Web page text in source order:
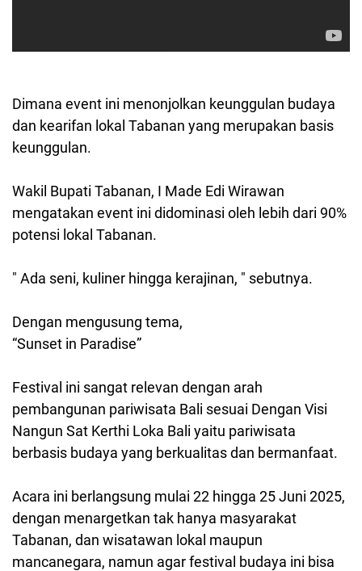
Dimana event ini menonjolkan keunggulan budaya
dan kearifan lokal Tabanan yang merupakan basis
keunggulan.
Wakil Bupati Tabanan, I Made Edi Wirawan
mengatakan event ini didominasi oleh lebih dari 90%
potensi lokal Tabanan.
" Ada seni, kuliner hingga kerajinan, " sebutnya.
Dengan mengusung tema,
“Sunset in Paradise”
Festival ini sangat relevan dengan arah
pembangunan pariwisata Bali sesuai Dengan Visi
Nangun Sat Kerthi Loka Bali yaitu pariwisata
berbasis budaya yang berkualitas dan bermanfaat.
Acara ini berlangsung mulai 22 hingga 25 Juni 2025,
dengan menargetkan tak hanya masyarakat
Tabanan, dan wisatawan lokal maupun
mancanegara, namun agar festival budaya ini bisa